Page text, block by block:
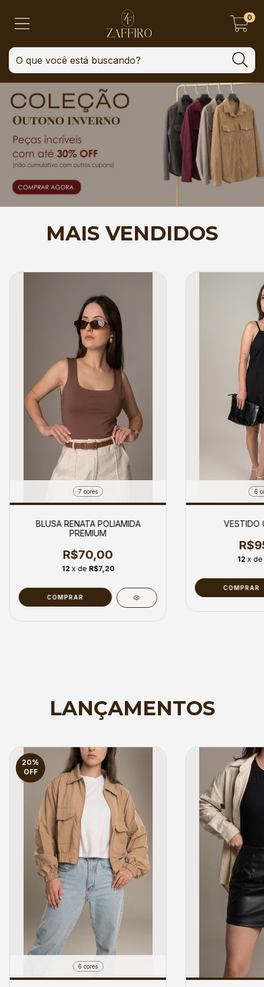
0
MAIS VENDIDOS
7 cores
BLUSA RENATA POLIAMIDA
PREMIUM
R$70,00
12 x de R$7,20
COMPRAR
6
VESTIDO
12 x de
COMPRAR
LANÇAMENTOS
20%
OFF
6 cores